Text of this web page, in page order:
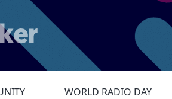
WORLD RADIO DAY